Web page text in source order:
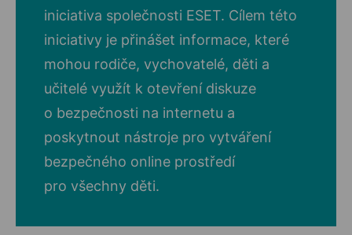
iniciativa společnosti ESET. Cílem této
iniciativy je přinášet informace, které
mohou rodiče, vychovatelé, děti a
učitelé využít k otevření diskuze
o bezpečnosti na internetu a
poskytnout nástroje pro vytváření
bezpečného online prostředí
pro všechny děti.